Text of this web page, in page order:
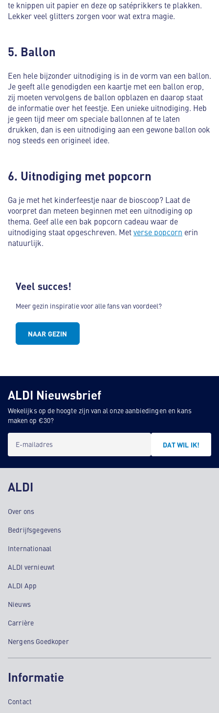
te knippen uit papier en deze op satéprikkers te plakken.
Lekker veel glitters zorgen voor wat extra magie.
5. Ballon
Een hele bijzonder uitnodiging is in de vorm van een ballon.
Je geeft alle genodigden een kaartje met een ballon erop,
zij moeten vervolgens de ballon opblazen en daarop staat
de informatie over het feestje. Een unieke uitnodiging. Heb
je geen tijd meer om speciale ballonnen af te laten
drukken, dan is een uitnodiging aan een gewone ballon ook
nog steeds een origineel idee.
6. Uitnodiging met popcorn
Ga je met het kinderfeestje naar de bioscoop? Laat de
voorpret dan meteen beginnen met een uitnodiging op
thema. Geef alle een bak popcorn cadeau waar de
uitnodiging staat opgeschreven. Metverse popcorn erin
natuurlijk.
Veel succes!
Meer gezin inspiratie voor alle fans van voordeel?
NAAR GEZIN
ALDI Nieuwsbrief
Wekelijks op de hoogte zijn van al onze aanbiedingen en kans
maken op €30?
E-mailadres DAT WIL IK!
ALDI
Over ons
Bedrijfsgegevens
Internationaal
ALDI vernieuwt
ALDI App
Nieuws
Carrière
Nergens Goedkoper
Informatie
Contact